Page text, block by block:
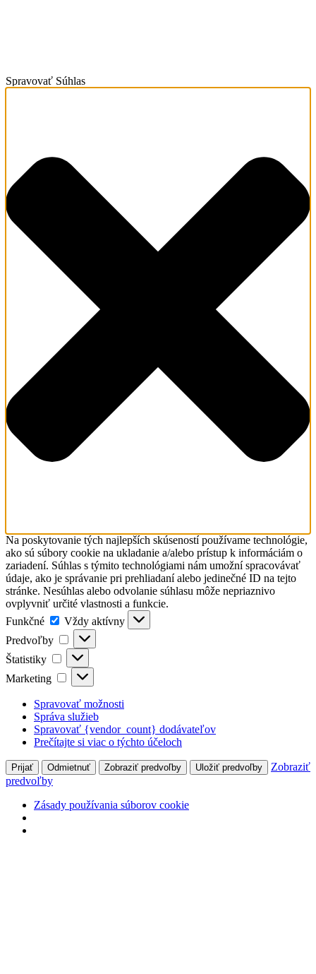
Spravovať Súhlas
Na poskytovanie tých najlepších skúseností používame technológie,
ako sú súbory cookie na ukladanie a/alebo prístup k informáciám o
zariadení. Súhlas s týmito technológiami nám umožní spracovávať
údaje, ako je správanie pri prehliadaní alebo jedinečné ID na tejto
stránke. Nesúhlas alebo odvolanie súhlasu môže nepriaznivo
ovplyvniť určité vlastnosti a funkcie.
Funkčné
Funkčné
Vždy aktívny
Predvoľby
Predvoľby
Štatistiky Štatistiky
Marketing Marketing
Spravovať možnosti
Správa služieb
Spravovať {vendor_count} dodávateľov
Prečítajte si viac o týchto účeloch
Prijať Odmietnuť Zobraziť predvoľby Uložiť predvoľby
Zobraziť
predvoľby
Zásady používania súborov cookie